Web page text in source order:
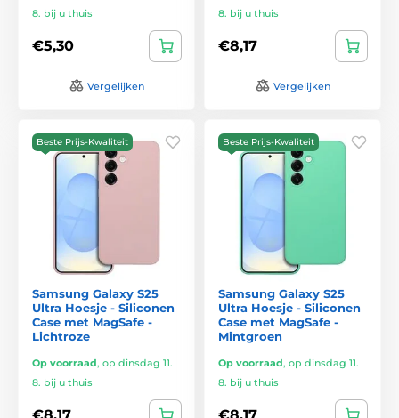
8. bij u thuis
€5,30
Vergelijken
8. bij u thuis
€8,17
Vergelijken
Beste Prijs-Kwaliteit
Samsung Galaxy S25
Ultra Hoesje - Siliconen
Case met MagSafe -
Lichtroze
Op voorraad, op dinsdag 11.
8. bij u thuis
Beste Prijs-Kwaliteit
Samsung Galaxy S25
Ultra Hoesje - Siliconen
Case met MagSafe -
Mintgroen
Op voorraad, op dinsdag 11.
8. bij u thuis